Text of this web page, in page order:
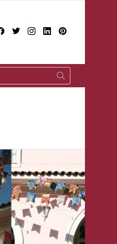
facebooktwitterinstagram
linkedin